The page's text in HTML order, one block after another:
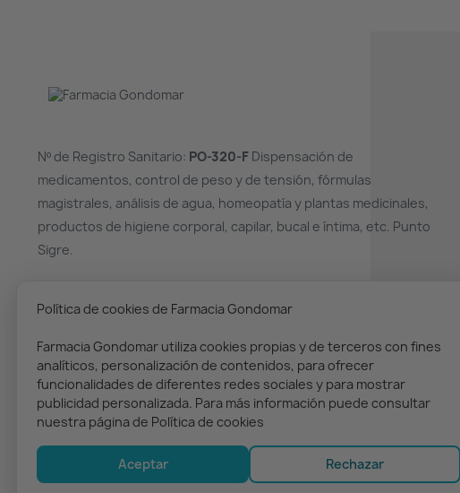
Nº de Registro Sanitario: PO-320-FDispensación de
medicamentos, control de peso y de tensión, fórmulas
magistrales, análisis de agua, homeopatía y plantas medicinales,
productos de higiene corporal, capilar, bucal e íntima, etc. Punto
Sigre.
(+34) 986 36 00 02
Copyright © 2023. Farmacia Gondomar
Política de cookies de Farmacia Gondomar
Farmacia Gondomar utiliza cookies propias y de terceros con fines
analíticos, personalización de contenidos, para ofrecer
funcionalidades de diferentes redes sociales y para mostrar
publicidad personalizada. Para más información puede consultar
nuestra página de Política de cookies
Aceptar Rechazar